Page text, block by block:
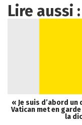
Lire aussi :
« Je suis d’abord
Vatican met en
la